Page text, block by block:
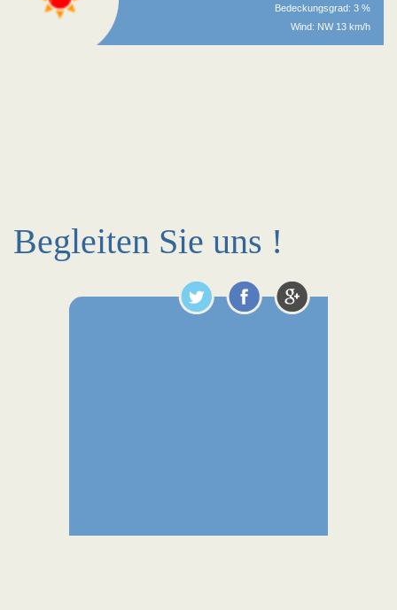
Bedeckungsgrad: 3 %
Wind: NW 13 km/h
Begleiten Sie uns !